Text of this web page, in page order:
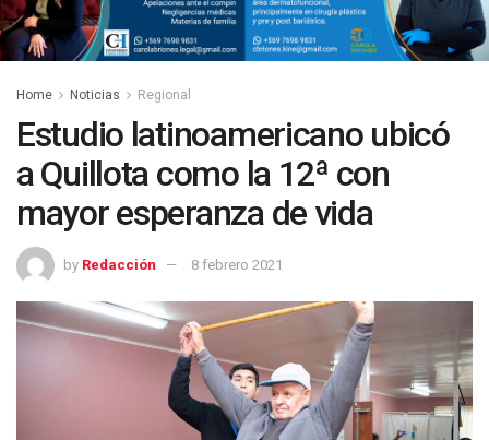
Home Noticias Regional
Estudio latinoamericano ubicó
a Quillota como la 12ª con
mayor esperanza de vida
by Redacción 8 febrero 2021